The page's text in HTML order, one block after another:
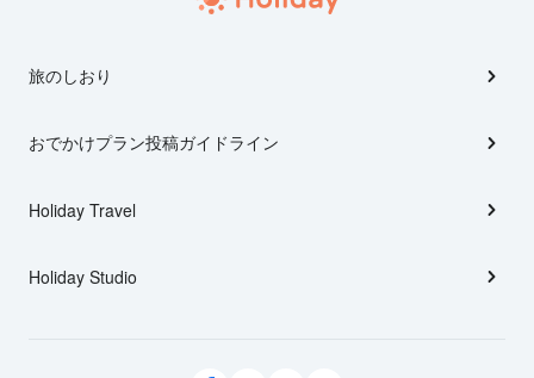
旅のしおり
おでかけプラン投稿ガイドライン
Holiday Travel
Holiday Studio